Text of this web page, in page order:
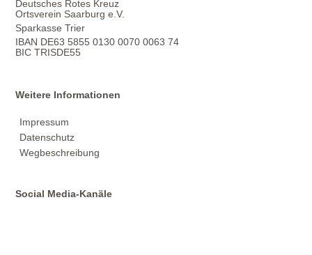
Deutsches Rotes Kreuz
Ortsverein Saarburg e.V.
Sparkasse Trier
IBAN DE63 5855 0130 0070 0063 74
BIC TRISDE55
Weitere Informationen
Impressum
Datenschutz
Wegbeschreibung
Social Media-Kanäle